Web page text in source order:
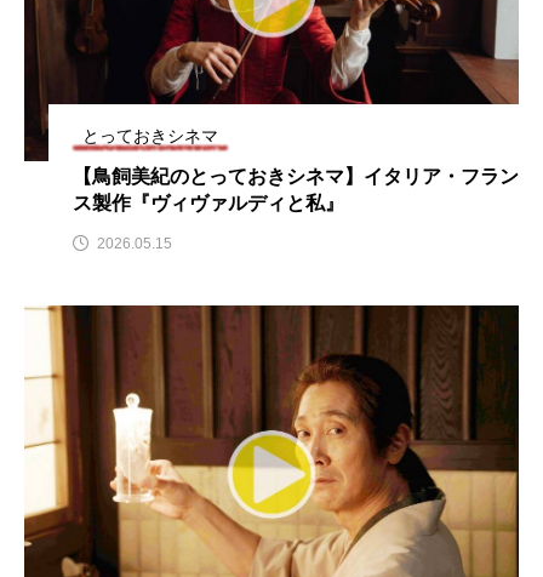
最終回【JAZZ Bar cozy】3月7
日（木）今回はビル・エヴァン
ス リバーサイド4部作を特集し
2024.03.07
【マイスイートガーデン】7月
日（火）配信 庭づくりは曲線
意識しています 三田グリーン
ットの山本さん
2026.07.14
TAG LIST
1975年のケルン・コンサート 1学期 1年生
2024年度 2025年 2025年度 2026
2026年度 20周年 2学期
3年生 4年生 6年生 6月号 77
とっておきシネマ
【鳥飼美紀のとっておきシネマ】イタリア・フラン
ス製作『ヴィヴァルディと私』
2026.05.15